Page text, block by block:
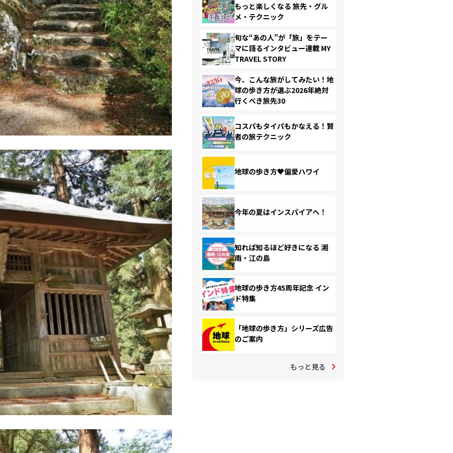
もっと楽しくなる 旅先・グル
メ・テクニック
旬な“あの人”が「旅」をテー
マに語るインタビュー連載 MY
TRAVEL STORY
今、こんな旅がしてみたい！地
球の歩き方が選ぶ2026年絶対
行くべき旅先30
コスパもタイパもかなえる！賢
者の旅テクニック
地球の歩き方♥偏愛ハワイ
今年の夏はインスパイアへ！
知れば知るほど好きになる 湘
南・江の島
地球の歩き方45周年記念 イン
ド特集
「地球の歩き方」シリーズ広告
のご案内
もっと見る